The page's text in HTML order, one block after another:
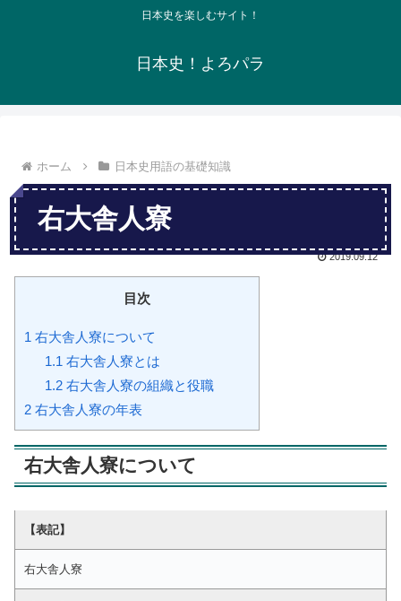
日本史を楽しむサイト！
日本史！よろパラ
ホーム 日本史用語の基礎知識
右大舎人寮
2019.09.12
目次
1 右大舎人寮について
1.1 右大舎人寮とは
1.2右大舎人寮の組織と役職
2 右大舎人寮の年表
右大舎人寮について
【表記】
右大舎人寮